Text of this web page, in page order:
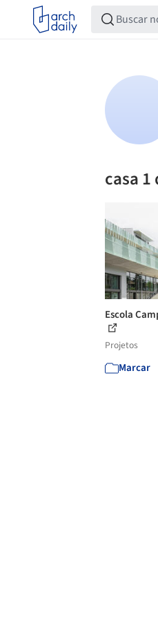
casa
Escola
Projetos
Marcar